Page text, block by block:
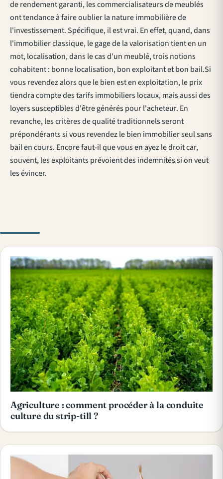
de rendement garanti, les commercialisateurs de meublés
ont tendance à faire oublier la nature immobilière de
l'investissement. Spécifique, il est vrai. En effet, quand, dans
l'immobilier classique, le gage de la valorisation tient en un
mot, localisation, dans le cas d'un meublé, trois notions
cohabitent : bonne localisation, bon exploitant et bon bail.Si
vous revendez alors que le bien est en exploitation, le prix
tiendra compte des tarifs immobiliers locaux, mais aussi des
loyers susceptibles d'être générés pour l'acheteur. En
revanche, les critères de qualité traditionnels seront
prépondérants si vous revendez le bien immobilier seul sans
bail en cours. Encore faut-il que vous en ayez le droit car,
souvent, les exploitants prévoient des indemnités si on veut
les évincer.
Agriculture : comment procéder à la conduite
culture du strip-till ?